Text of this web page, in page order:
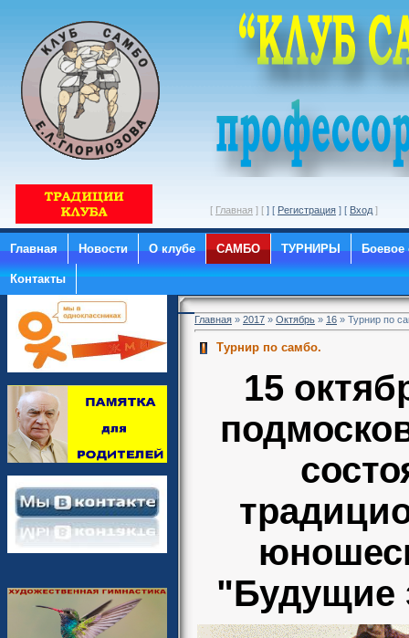
[ Главная ] [ ] [ Регистрация ] [ Вход
Главная Новости О клубе САМБО ТУРНИРЫ Боевое
Контакты
Главная » 2017 » Октябрь » 16 » Турнир по
Турнир по самбо.
15
"Будущие